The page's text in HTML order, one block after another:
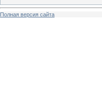
Полная версия сайта